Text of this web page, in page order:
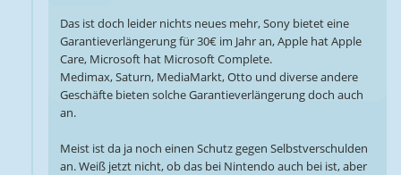
Das ist doch leider nichts neues mehr, Sony bietet eine
Garantieverlängerung für 30€ im Jahr an, Apple hat Apple
Care, Microsoft hat Microsoft Complete.
Medimax, Saturn, MediaMarkt, Otto und diverse andere
Geschäfte bieten solche Garantieverlängerung doch auch
an.
Meist ist da ja noch einen Schutz gegen Selbstverschulden
an. Weiß jetzt nicht, ob das bei Nintendo auch bei ist, aber